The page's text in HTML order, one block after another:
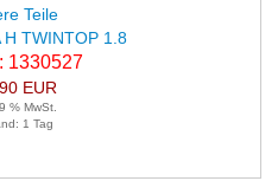
Teile
H TWINTOP 1.8
1330527
EUR
% MwSt.
1 Tag